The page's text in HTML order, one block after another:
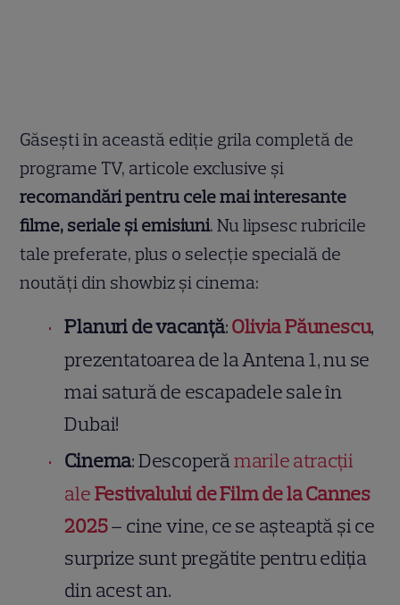
Găsești în această ediție grila completă de
programe TV, articole exclusive și
recomandări pentru cele mai interesante
filme, seriale și emisiuni. Nu lipsesc rubricile
tale preferate, plus o selecție specială de
noutăți din showbiz și cinema:
Planuri de vacanță:Olivia Păunescu,
prezentatoarea de la Antena 1, nu se
mai satură de escapadele sale în
Dubai!
Cinema: Descoperămarile atracții
aleFestivalului de Film de la Cannes
2025– cine vine, ce se așteaptă și ce
surprize sunt pregătite pentru ediția
din acest an.